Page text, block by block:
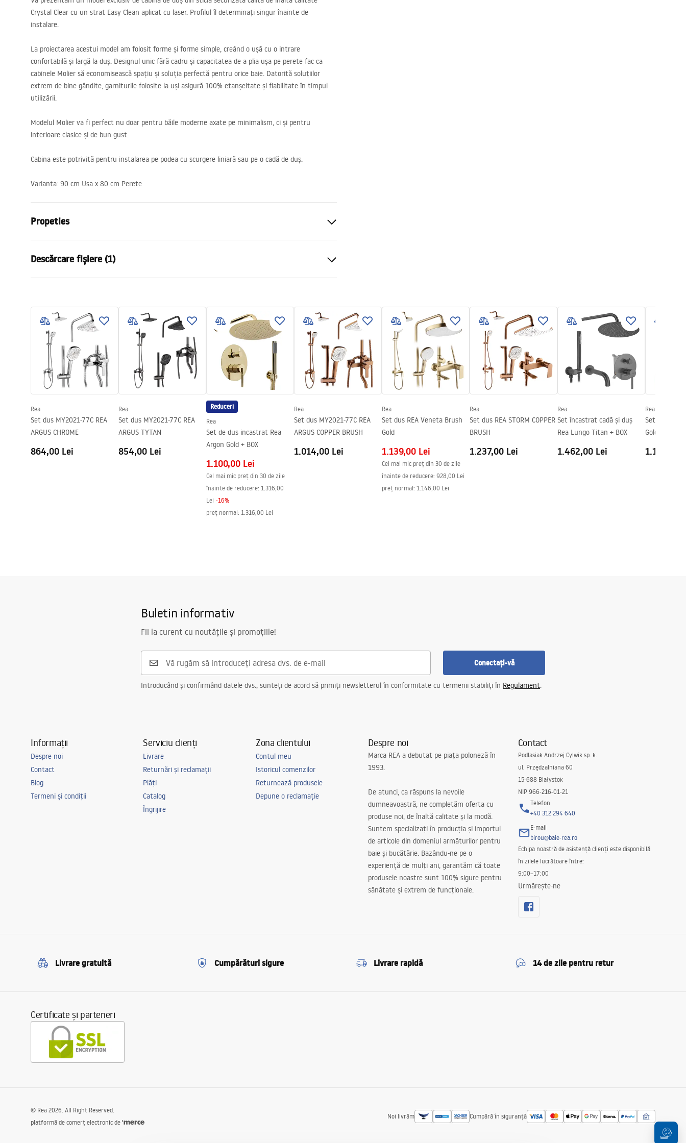
Crystal Clear cu un strat Easy Clean aplicat cu laser. Profilul îl determinați singur înainte de
instalare.
La proiectarea acestui model am folosit forme și forme simple, creând o ușă cu o intrare
confortabilă și largă la duș. Designul unic fără cadru și capacitatea de a plia ușa pe perete fac ca
cabinele Molier să economisească spațiu și soluția perfectă pentru orice baie. Datorită soluțiilor
extrem de bine gândite, garniturile folosite la uși asigură 100% etanșeitate și fiabilitate în timpul
utilizării.
Modelul Molier va fi perfect nu doar pentru băile moderne axate pe minimalism, ci și pentru
interioare clasice și de bun gust.
Cabina este potrivită pentru instalarea pe podea cu scurgere liniară sau pe o cadă de duș.
Varianta: 90 cm Usa x 80 cm Perete
Propeties
Culoare
Tip cabina
De colt
Tip de deschidere
Montaj
de cada sau de podea
Inaltime (mm)
1900
Directie cabina
Universal
Garantie
24 luni
Acoperire Easy Clean
Da , pe o parte a geamului
Descărcare fișiere (1)
shower manual.pdf
Rea
Set dus MY2021-77C REA
ARGUS CHROME
864,00 Lei
Rea
Set dus MY2021-77C REA
ARGUS TYTAN
854,00 Lei
Reduceri
Rea
Set de dus incastrat Rea
Argon Gold + BOX
1.100,00 Lei
Cel mai mic preț din 30 de zile
înainte de reducere: 1.316,00
Lei -16%
preț normal: 1.316,00 Lei
Rea
Set dus MY2021-77C REA
ARGUS COPPER BRUSH
1.014,00 Lei
Rea
Set dus REA Veneta Brush
Gold
1.139,00 Lei
Cel mai mic preț din 30 de zile
înainte de reducere: 928,00 Lei
preț normal: 1.146,00 Lei
Rea
Set dus REA STORM COPPER
BRUSH
1.237,00 Lei
Rea
Set încastrat cadă și duș
Rea Lungo Titan + BOX
1.462,00 Lei
Rea
Set dus REA
Gold
1.115,00
Buletin informativ
Fii la curent cu noutățile și promoțiile!
Conectați-vă
Introducând și confirmând datele dvs., sunteți de acord să primiți newsletterul în conformitate cu termenii stabiliți în Regulament.
Informații
Despre noi
Contact
Blog
Termeni și condiții
Serviciu clienți
Livrare
Returnări și reclamații
Plăți
Catalog
Îngrijire
Zona clientului
Contul meu
Istoricul comenzilor
Returnează produsele
Depune o reclamație
Despre noi
Marca REA a debutat pe piața poloneză în
1993.
De atunci, ca răspuns la nevoile
dumneavoastră, ne completăm oferta cu
produse noi, de înaltă calitate și la modă.
Suntem specializați în producția și importul
de articole din domeniul armăturilor pentru
baie și bucătărie. Bazându-ne pe o
experiență de mulți ani, garantăm că toate
produsele noastre sunt 100% sigure pentru
sănătate și extrem de funcționale.
Contact
Podlasiak Andrzej Cylwik sp. k.
ul. Przędzalniana 60
15-688 Białystok
NIP 966-216-01-21
Telefon
+40 312 294 640
E-mail
birou@baie-rea.ro
Echipa noastră de asistență clienți este disponibilă
în zilele lucrătoare între:
9:00–17:00
Urmărește-ne
Livrare gratuită Cumpărături sigure Livrare rapidă 14 de zile pentru retur
Certificate și parteneri
Noi livrăm Cumpără în siguranță
© Rea 2026. All Right Reserved.
platformă de comerț electronic de